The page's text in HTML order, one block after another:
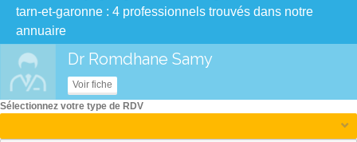
tarn-et-garonne : 4 professionnels trouvés dans notre
annuaire
Dr Romdhane Samy
Voir fiche
Sélectionnez votre type de RDV